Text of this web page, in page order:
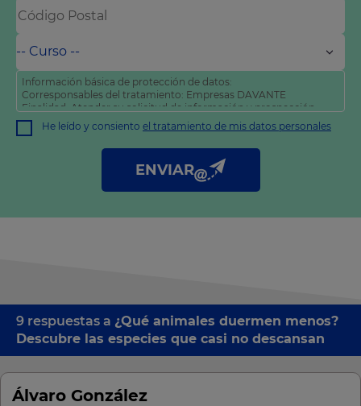
Información básica de protección de datos:
Corresponsables del tratamiento: Empresas DAVANTE
Finalidad: Atender su solicitud de información y prospección
comercial
Derechos: Puede acceder, rectificar y suprimir sus datos, así
como otros derechos tal y como se explica en nuestra
He leído y consiento el tratamiento de mis datos personales
ENVIAR
9 respuestas a ¿Qué animales duermen menos?
Descubre las especies que casi no descansan
Álvaro González